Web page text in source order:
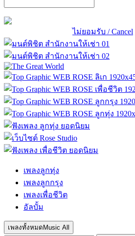
ไม่ยอมรับ / Cancel
เพลงลูกทุ่ง
เพลงลูกกรุง
เพลงเพื่อชีวิต
อัลบั้ม
เพลงทั้งหมด Music All